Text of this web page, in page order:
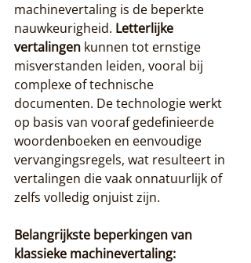
machinevertaling is de beperkte
nauwkeurigheid. Letterlijke
vertalingen kunnen tot ernstige
misverstanden leiden, vooral bij
complexe of technische
documenten. De technologie werkt
op basis van vooraf gedefinieerde
woordenboeken en eenvoudige
vervangingsregels, wat resulteert in
vertalingen die vaak onnatuurlijk of
zelfs volledig onjuist zijn.
Belangrijkste beperkingen van
klassieke machinevertaling: